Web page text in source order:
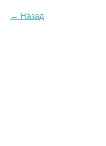
Назад